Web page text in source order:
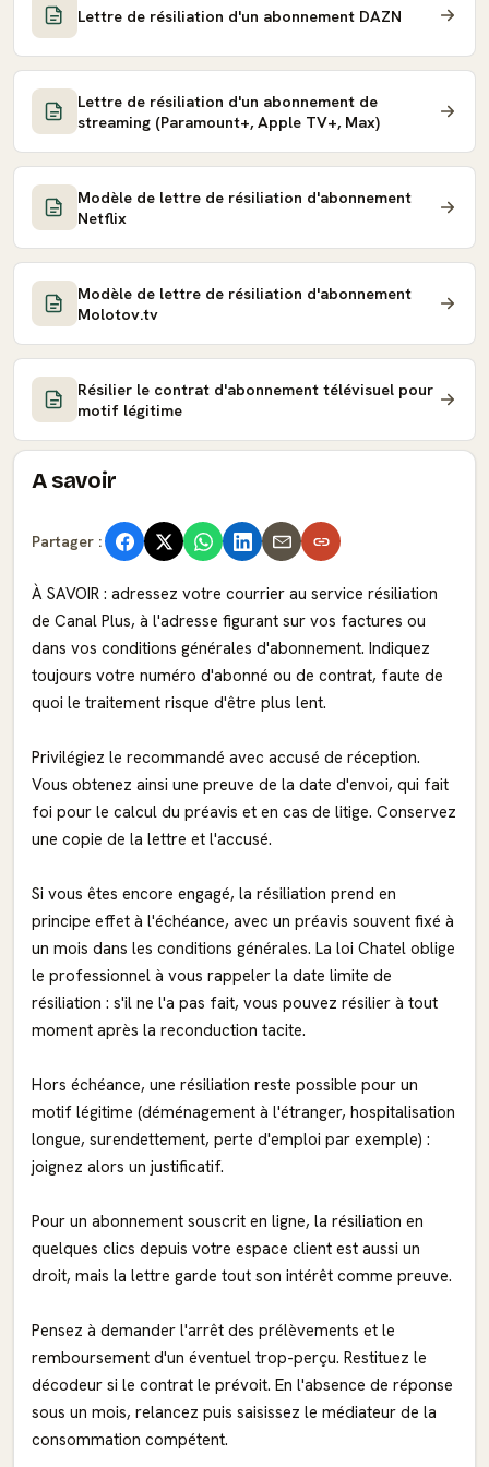
Lettre de résiliation d'un abonnement DAZN
Lettre de résiliation d'un abonnement de
streaming (Paramount+, Apple TV+, Max)
Modèle de lettre de résiliation d'abonnement
Netflix
Modèle de lettre de résiliation d'abonnement
Molotov.tv
Résilier le contrat d'abonnement télévisuel pour
motif légitime
A savoir
Partager :
À SAVOIR : adressez votre courrier au service résiliation
de Canal Plus, à l'adresse figurant sur vos factures ou
dans vos conditions générales d'abonnement. Indiquez
toujours votre numéro d'abonné ou de contrat, faute de
quoi le traitement risque d'être plus lent.
Privilégiez le recommandé avec accusé de réception.
Vous obtenez ainsi une preuve de la date d'envoi, qui fait
foi pour le calcul du préavis et en cas de litige. Conservez
une copie de la lettre et l'accusé.
Si vous êtes encore engagé, la résiliation prend en
principe effet à l'échéance, avec un préavis souvent fixé à
un mois dans les conditions générales. La loi Chatel oblige
le professionnel à vous rappeler la date limite de
résiliation : s'il ne l'a pas fait, vous pouvez résilier à tout
moment après la reconduction tacite.
Hors échéance, une résiliation reste possible pour un
motif légitime (déménagement à l'étranger, hospitalisation
longue, surendettement, perte d'emploi par exemple) :
joignez alors un justificatif.
Pour un abonnement souscrit en ligne, la résiliation en
quelques clics depuis votre espace client est aussi un
droit, mais la lettre garde tout son intérêt comme preuve.
Pensez à demander l'arrêt des prélèvements et le
remboursement d'un éventuel trop-perçu. Restituez le
décodeur si le contrat le prévoit. En l'absence de réponse
sous un mois, relancez puis saisissez le médiateur de la
consommation compétent.